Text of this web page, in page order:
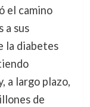
el camino
a sus
la diabetes
a largo plazo,
de